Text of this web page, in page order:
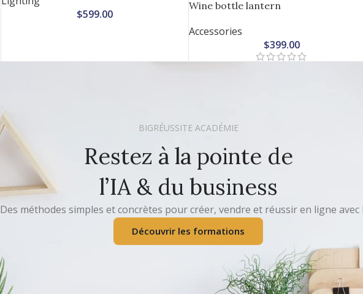
$599.00
Wine bottle lantern
Accessories
$399.00
BIGRÉUSSITE ACADÉMIE
Restez à la pointe de
l’IA & du business
Des méthodes simples et concrètes pour créer, vendre et réussir en ligne avec
Découvrir les formations